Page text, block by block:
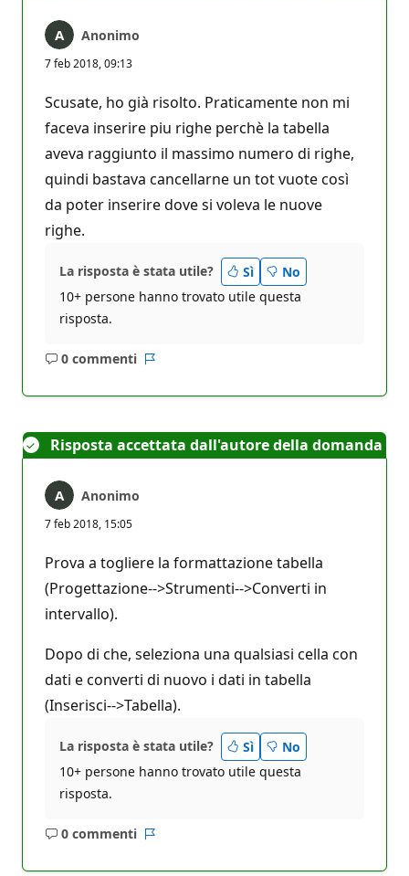
Anonimo
7 feb 2018, 09:13
Scusate, ho già risolto. Praticamente non mi
faceva inserire piu righe perchè la tabella
aveva raggiunto il massimo numero di righe,
quindi bastava cancellarne un tot vuote così
da poter inserire dove si voleva le nuove
righe.
La risposta è stata utile? Sì
No
10+ persone hanno trovato utile questa
risposta.
0 commenti
Nessun
Risposta accettata dall'autore della domanda
Anonimo
7 feb 2018, 15:05
Prova a togliere la formattazione tabella
(Progettazione-->Strumenti-->Converti in
intervallo).
Dopo di che, seleziona una qualsiasi cella con
dati e converti di nuovo i dati in tabella
(Inserisci-->Tabella).
La risposta è stata utile? Sì
No
10+ persone hanno trovato utile questa
risposta.
0 commenti
Nessun